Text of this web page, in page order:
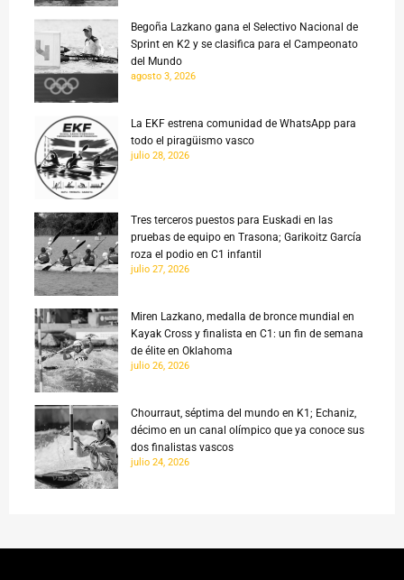
Begoña Lazkano gana el Selectivo Nacional de
Sprint en K2 y se clasifica para el Campeonato
del Mundo
agosto 3, 2026
La EKF estrena comunidad de WhatsApp para
todo el piragüismo vasco
julio 28, 2026
Tres terceros puestos para Euskadi en las
pruebas de equipo en Trasona; Garikoitz García
roza el podio en C1 infantil
julio 27, 2026
Miren Lazkano, medalla de bronce mundial en
Kayak Cross y finalista en C1: un fin de semana
de élite en Oklahoma
julio 26, 2026
Chourraut, séptima del mundo en K1; Echaniz,
décimo en un canal olímpico que ya conoce sus
dos finalistas vascos
julio 24, 2026